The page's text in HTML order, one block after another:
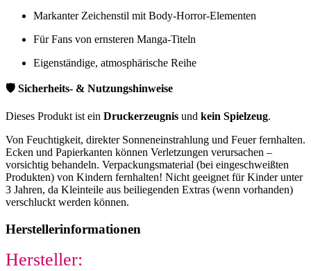
Markanter Zeichenstil mit Body-Horror-Elementen
Für Fans von ernsteren Manga-Titeln
Eigenständige, atmosphärische Reihe
🛡️ Sicherheits- & Nutzungshinweise
Dieses Produkt ist ein Druckerzeugnis und kein Spielzeug.
Von Feuchtigkeit, direkter Sonneneinstrahlung und Feuer fernhalten.
Ecken und Papierkanten können Verletzungen verursachen –
vorsichtig behandeln. Verpackungsmaterial (bei eingeschweißten
Produkten) von Kindern fernhalten! Nicht geeignet für Kinder unter
3 Jahren, da Kleinteile aus beiliegenden Extras (wenn vorhanden)
verschluckt werden können.
Herstellerinformationen
Hersteller: